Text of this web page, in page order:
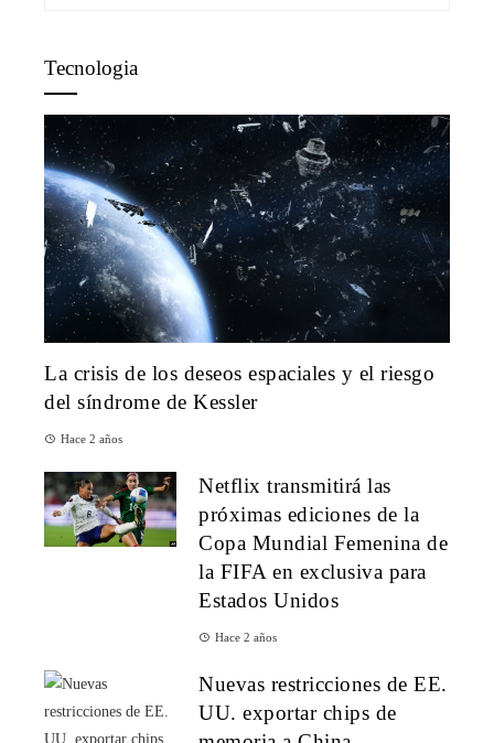
Tecnologia
La crisis de los deseos espaciales y el riesgo
del síndrome de Kessler
Hace 2 años
Netflix transmitirá las
próximas ediciones de la
Copa Mundial Femenina de
la FIFA en exclusiva para
Estados Unidos
Hace 2 años
Nuevas restricciones de EE.
UU. exportar chips de